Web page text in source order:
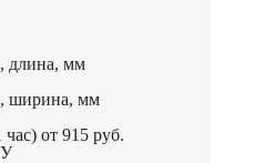
длина, мм
ширина, мм
час) от 915 руб.